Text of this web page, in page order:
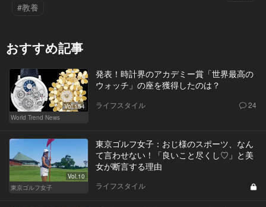
#教養
おすすめ記事
Vol.154
World Trend News
発表！時計界のアカデミー賞「世界最高の
ウォッチ」の座を獲得したのは？
ライフスタイル 24
Vol.10
東京ゴルフ女子
東京ゴルフ女子：おじ様のスポーツ、なん
て言わせない！「良いこと尽くし♡」と美
女が断言する理由
ライフスタイル